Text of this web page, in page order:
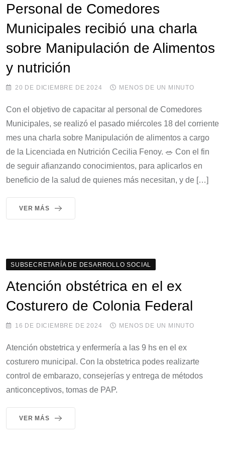
Personal de Comedores
Municipales recibió una charla
sobre Manipulación de Alimentos
y nutrición
20 DE DICIEMBRE DE 2024 MENOS DE UN MINUTO
Con el objetivo de capacitar al personal de Comedores
Municipales, se realizó el pasado miércoles 18 del corriente
mes una charla sobre Manipulación de alimentos a cargo
de la Licenciada en Nutrición Cecilia Fenoy. 🥗 Con el fin
de seguir afianzando conocimientos, para aplicarlos en
beneficio de la salud de quienes más necesitan, y de […]
VER MÁS
SUBSECRETARÍA DE DESARROLLO SOCIAL
Atención obstétrica en el ex
Costurero de Colonia Federal
16 DE DICIEMBRE DE 2024 MENOS DE UN MINUTO
Atención obstetrica y enfermería a las 9 hs en el ex
costurero municipal. Con la obstetrica podes realizarte
control de embarazo, consejerías y entrega de métodos
anticonceptivos, tomas de PAP.
VER MÁS